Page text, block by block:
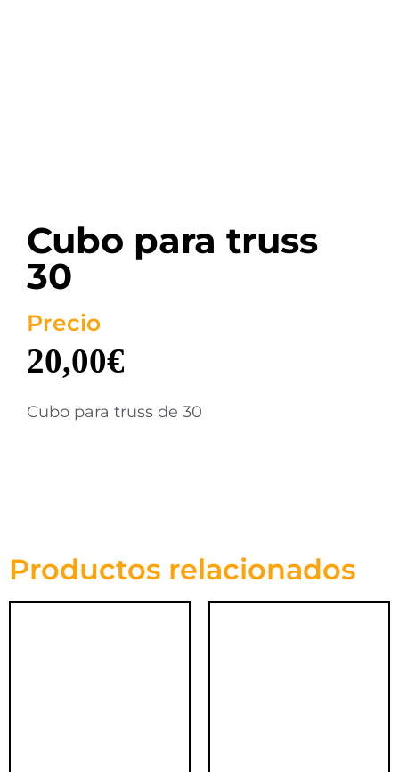
Cubo para truss
30
Precio
20,00€
Cubo para truss de 30
Productos relacionados